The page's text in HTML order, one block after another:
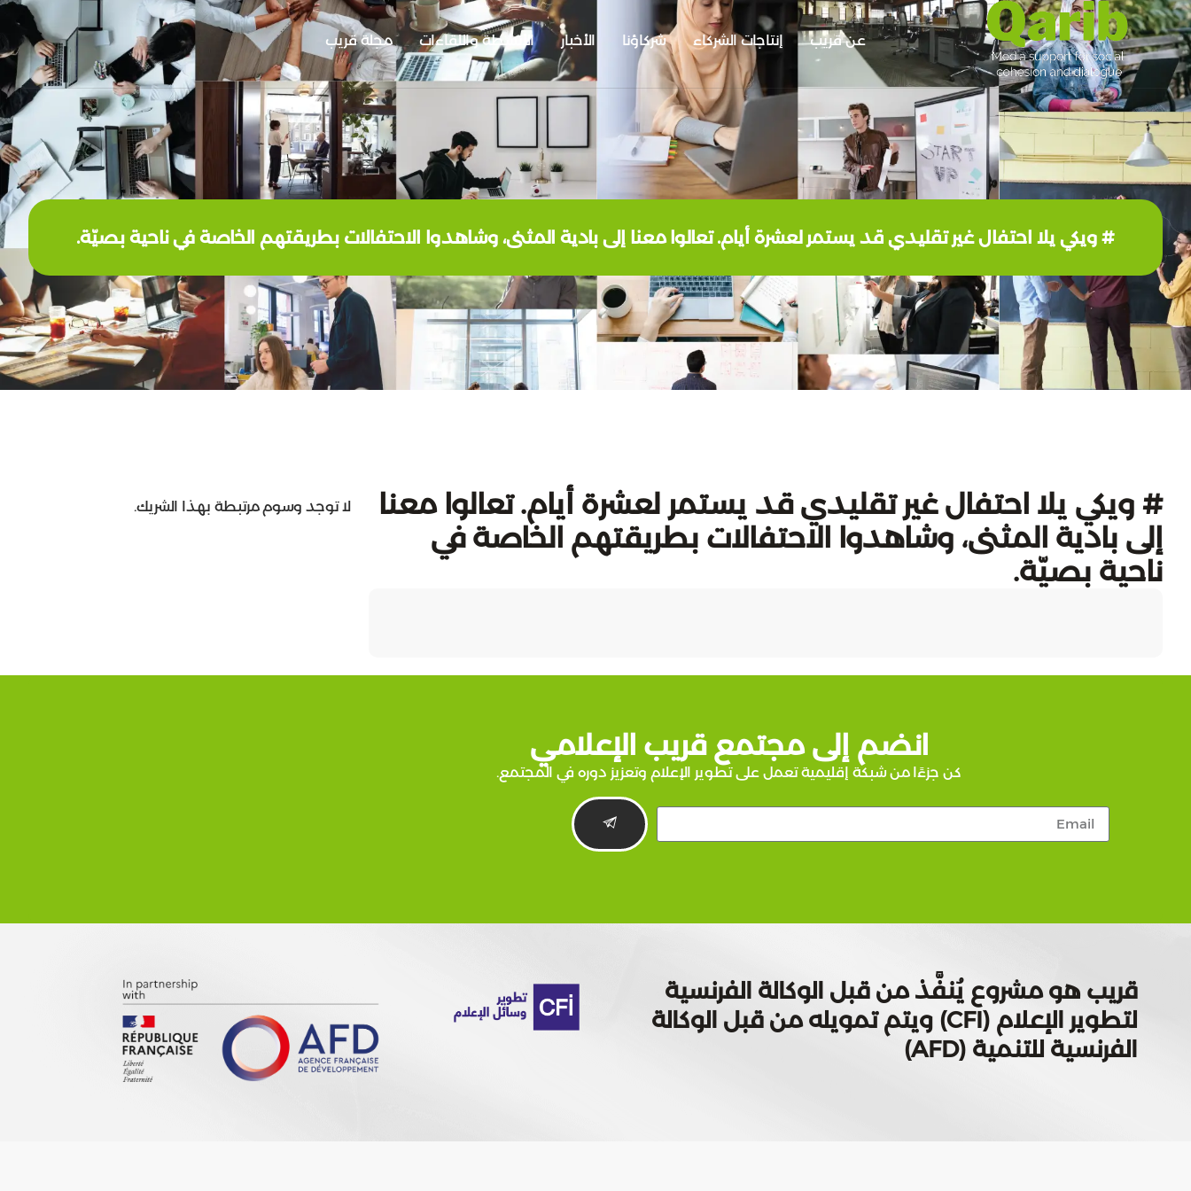
عن قريب إنتاجات الشركاء شركاؤنا الأخبار الأنشطة واللقاءات مجلة قريب
# ويكي يلا احتفال غير تقليدي قد يستمر لعشرة أيام. تعالوا معنا إلى بادية المثنى، وشاهدوا الاحتفالات بطريقتهم الخاصة في ناحية بصيّة.
# ويكي يلا احتفال غير تقليدي قد يستمر لعشرة أيام. تعالوا معنا
إلى بادية المثنى، وشاهدوا الاحتفالات بطريقتهم الخاصة في
ناحية بصيّة.
لا توجد وسوم مرتبطة بهذا الشريك.
انضم إلى مجتمع قريب الإعلامي
كن جزءًا من شبكة إقليمية تعمل على تطوير الإعلام وتعزيز دوره في المجتمع.
قريب هو مشروع يُنفَّذ من قبل الوكالة الفرنسية
لتطوير الإعلام (CFI) ويتم تمويله من قبل الوكالة
الفرنسية للتنمية (AFD)